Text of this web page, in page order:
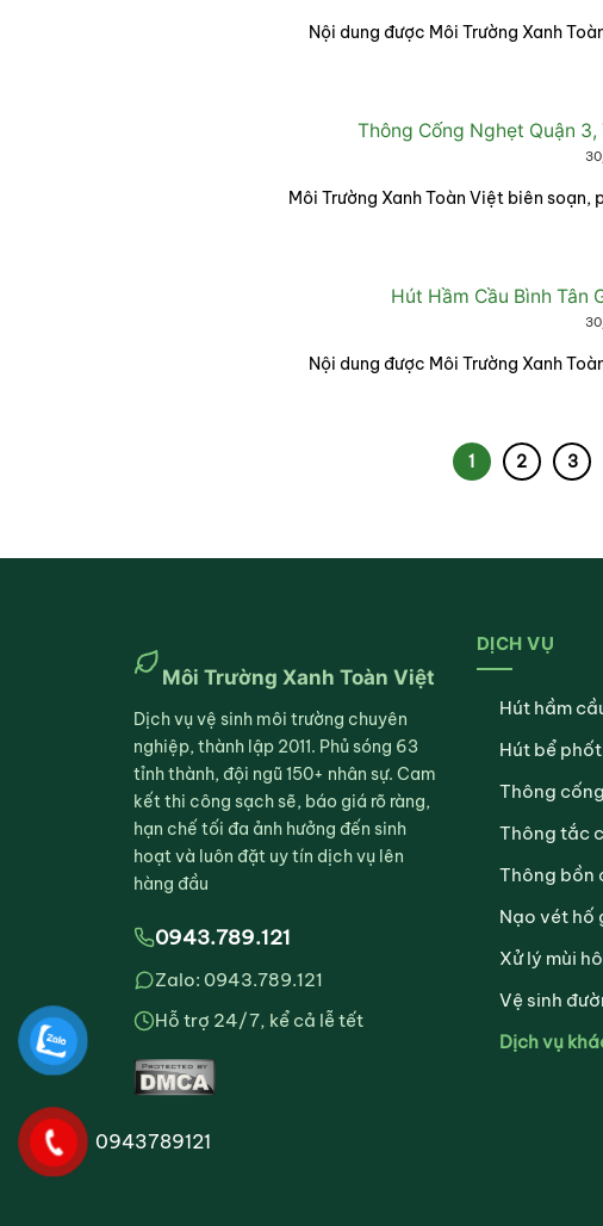
Nội dung được Môi Trường Xanh
Thông Cống Nghẹt Quận
Môi Trường Xanh Toàn Việt biên soạn,
Hút Hầm Cầu Bình Tân
Nội dung được Môi Trường Xanh
1 2 3
Môi Trường Xanh Toàn Việt
Dịch vụ vệ sinh môi trường chuyên
nghiệp, thành lập 2011. Phủ sóng 63
tỉnh thành, đội ngũ 150+ nhân sự. Cam
kết thi công sạch sẽ, báo giá rõ ràng,
hạn chế tối đa ảnh hưởng đến sinh
hoạt và luôn đặt uy tín dịch vụ lên
hàng đầu
0943.789.121
Zalo: 0943.789.121
Hỗ trợ 24/7, kể cả lễ tết
DỊCH VỤ
Hút hầm
Hút bể phốt
Thông
Thông tắc
Thông bồn
Nạo vét hố
Xử lý mùi
Vệ sinh
Dịch vụ
0943789121